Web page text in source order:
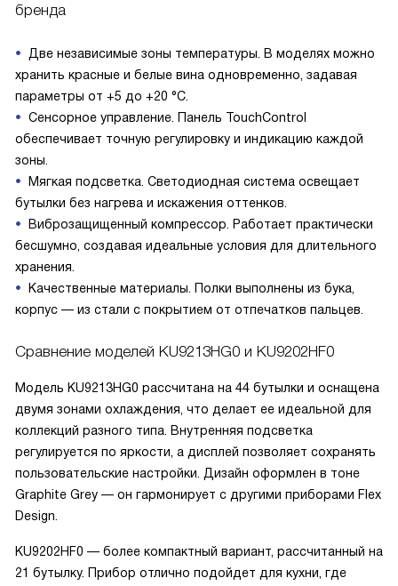
бренда
Две независимые зоны температуры. В моделях можно
хранить красные и белые вина одновременно, задавая
параметры от +5 до +20 °C.
Сенсорное управление. Панель TouchControl
обеспечивает точную регулировку и индикацию каждой
зоны.
Мягкая подсветка. Светодиодная система освещает
бутылки без нагрева и искажения оттенков.
Виброзащищенный компрессор. Работает практически
бесшумно, создавая идеальные условия для длительного
хранения.
Качественные материалы. Полки выполнены из бука,
корпус — из стали с покрытием от отпечатков пальцев.
Сравнение моделей KU9213HG0 и KU9202HF0
Модель KU9213HG0 рассчитана на 44 бутылки и оснащена
двумя зонами охлаждения, что делает ее идеальной для
коллекций разного типа. Внутренняя подсветка
регулируется по яркости, а дисплей позволяет сохранять
пользовательские настройки. Дизайн оформлен в тоне
Graphite Grey — он гармонирует с другими приборами Flex
Design.
KU9202HF0 — более компактный вариант, рассчитанный на
21 бутылку. Прибор отлично подойдет для кухни, где